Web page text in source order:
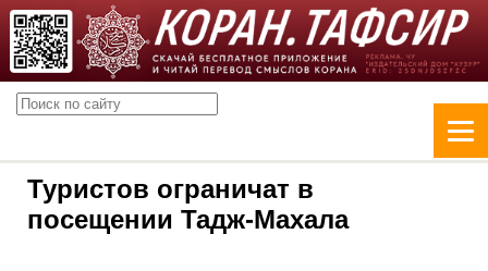
Туристов ограничат в
посещении Тадж-Махала